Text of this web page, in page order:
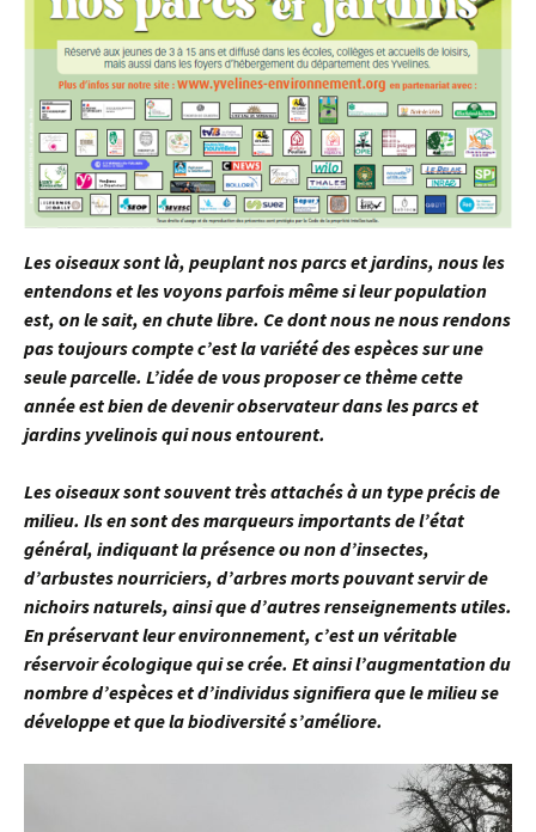
Les oiseaux sont là, peuplant nos parcs et jardins, nous les
entendons et les voyons parfois même si leur population
est, on le sait, en chute libre. Ce dont nous ne nous rendons
pas toujours compte c’est la variété des espèces sur une
seule parcelle. L’idée de vous proposer ce thème cette
année est bien de devenir observateur dans les parcs et
jardins yvelinois qui nous entourent.
Les oiseaux sont souvent très attachés à un type précis de
milieu. Ils en sont des marqueurs importants de l’état
général, indiquant la présence ou non d’insectes,
d’arbustes nourriciers, d’arbres morts pouvant servir de
nichoirs naturels, ainsi que d’autres renseignements utiles.
En préservant leur environnement, c’est un véritable
réservoir écologique qui se crée. Et ainsi l’augmentation du
nombre d’espèces et d’individus signifiera que le milieu se
développe et que la biodiversité s’améliore.